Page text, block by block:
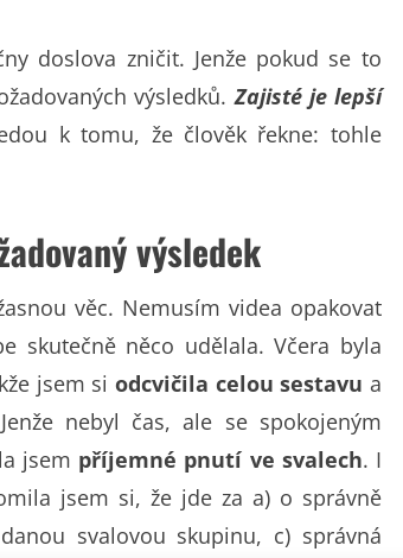
doslova zničit. Jenže pokud se to
výsledků.Zajisté je lepší
k tomu, že člověk řekne: tohle
výsledek
věc. Nemusím videa opakovat
skutečně něco udělala. Včera byla
jsem siodcvičila celou sestavu a
nebyl čas, ale se spokojeným
jsem příjemné pnutí ve svalech. I
jsem si, že jde za a) o správně
svalovou skupinu, c) správná